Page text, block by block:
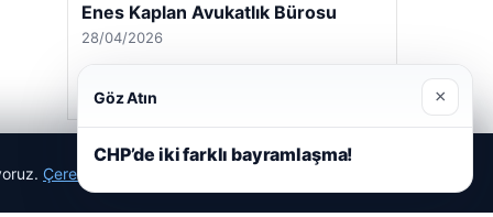
Enes Kaplan Avukatlık Bürosu
28/04/2026
Çerez Politikamız
Göz Atın ×
CHP’de iki farklı bayramlaşma!